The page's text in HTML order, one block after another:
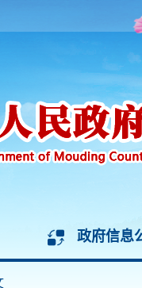
政府信息